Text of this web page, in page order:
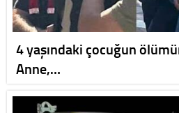
4 yaşındaki çocuğun
Anne,…